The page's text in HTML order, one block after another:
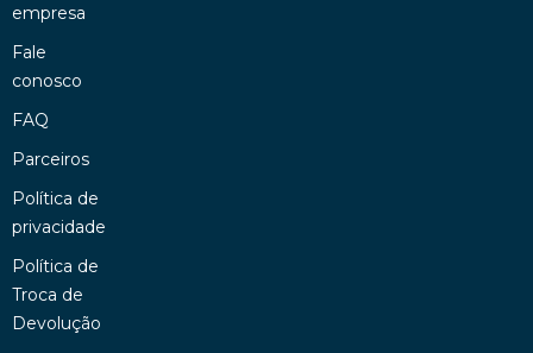
empresa
Fale
conosco
FAQ
Parceiros
Política de
privacidade
Política de
Troca de
Devolução